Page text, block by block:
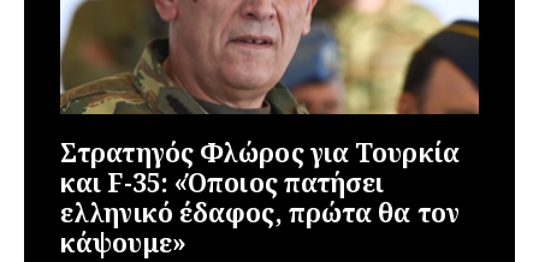
Στρατηγός Φλώρος για Τουρκία
και F-35: «Όποιος πατήσει
ελληνικό έδαφος, πρώτα θα τον
κάψουμε»